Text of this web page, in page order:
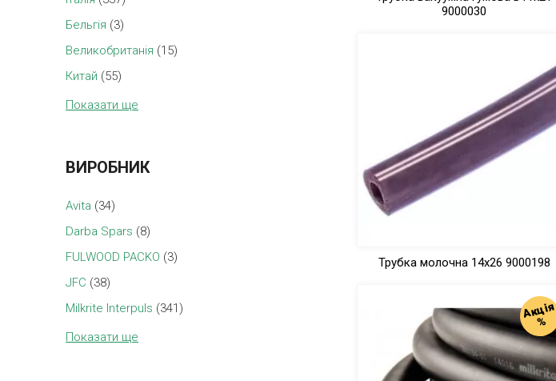
9000030
Трубка молочна 14х26 9000198
Акція
%
Бельгія (3)
Великобританія (15)
Китай (55)
Показати ще
ВИРОБНИК
Avita (34)
Darba Spars (8)
FULWOOD PACKO (3)
JFC (38)
Milkrite Interpuls (341)
Показати ще